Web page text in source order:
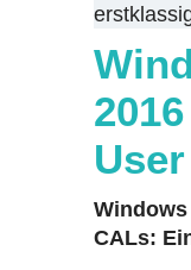
Windows
CALs: